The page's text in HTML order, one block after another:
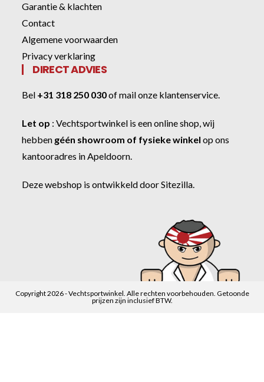
Garantie & klachten
Contact
Algemene voorwaarden
Privacy verklaring
DIRECT ADVIES
Bel +31 318 250 030ofmail onze klantenservice.
Let op :Vechtsportwinkel is een online shop, wij
hebben géén showroom of fysieke winkel op ons
kantooradres in Apeldoorn.
Deze webshop is ontwikkeld doorSitezilla.
Copyright 2026 - Vechtsportwinkel. Alle rechten voorbehouden. Getoonde
prijzen zijn inclusief BTW.